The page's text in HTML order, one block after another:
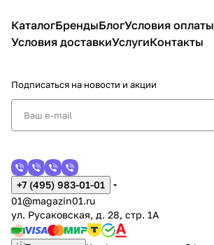
КаталогБрендыБлогУсловия оплаты
Условия доставкиУслугиКонтакты
Подписаться на новости и акции
+7 (495) 983-01-01
01@magazin01.ru
ул. Русаковская, д. 28, стр. 1А